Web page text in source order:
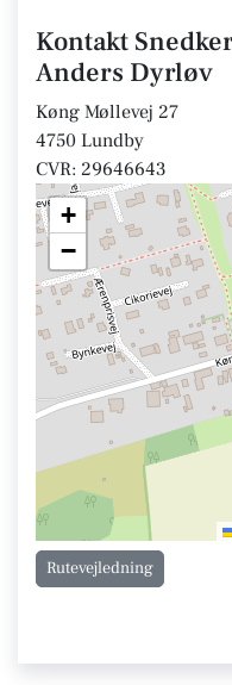
Kontakt
Anders Dyrløv
Køng Møllevej 27
4750 Lundby
CVR: 29646643
+
−
Rutevejledning